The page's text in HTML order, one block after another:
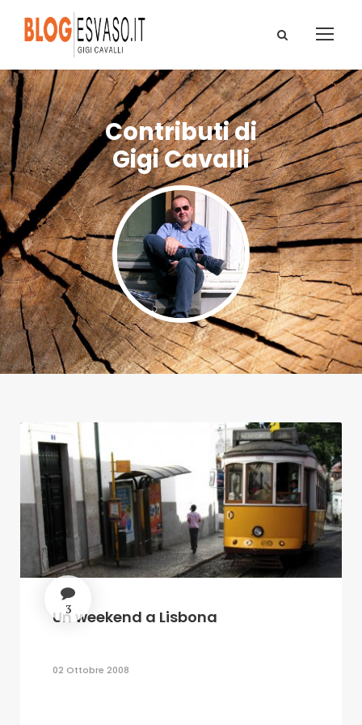
Contributi di
Gigi Cavalli
3
Un weekend a Lisbona
02 Ottobre 2008